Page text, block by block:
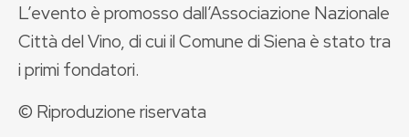
L’evento è promosso dall’Associazione Nazionale
Città del Vino, di cui il Comune di Siena è stato tra
i primi fondatori.
© Riproduzione riservata